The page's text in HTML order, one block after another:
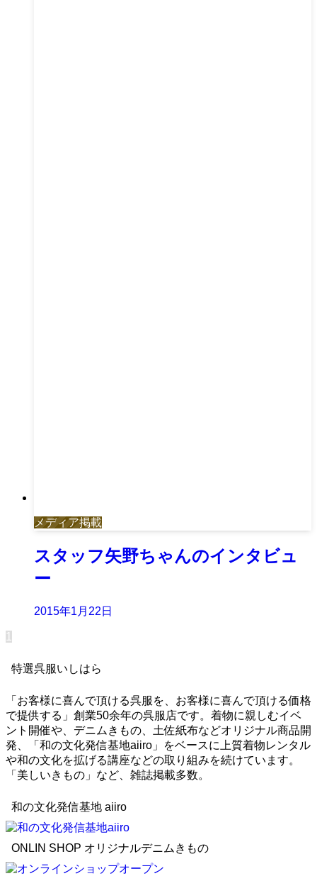
メディア掲載
スタッフ矢野ちゃんのインタビュ
ー
2015年1月22日
1
特選呉服いしはら
「お客様に喜んで頂ける呉服を、お客様に喜んで頂ける価格
で提供する」創業50余年の呉服店です。着物に親しむイベ
ント開催や、デニムきもの、土佐紙布などオリジナル商品開
発、「和の文化発信基地aiiro」をベースに上質着物レンタル
や和の文化を拡げる講座などの取り組みを続けています。
「美しいきもの」など、雑誌掲載多数。
和の文化発信基地 aiiro
ONLIN SHOP オリジナルデニムきもの